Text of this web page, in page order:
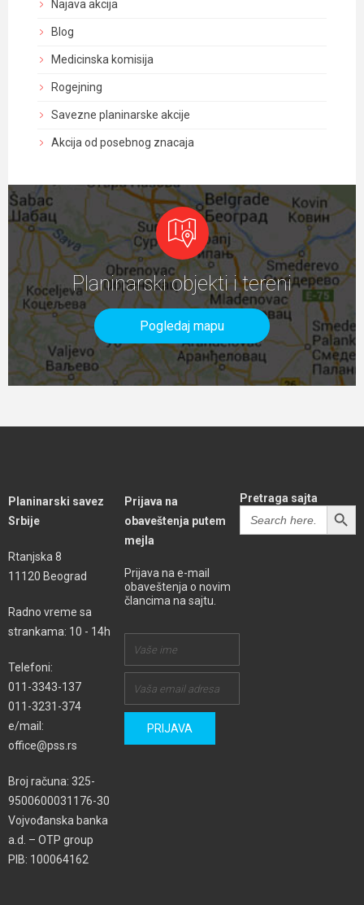
Najava akcija
Blog
Medicinska komisija
Rogejning
Savezne planinarske akcije
Akcija od posebnog znacaja
Planinarski objekti i tereni
Pogledaj mapu
Planinarski savez
Srbije
Rtanjska 8
11120 Beograd
Radno vreme sa
strankama: 10 - 14h
Telefoni:
011-3343-137
011-3231-374
e/mail:
office@pss.rs
Broj računa: 325-
9500600031176-30
Vojvođanska banka
a.d. – OTP group
PIB: 100064162
Prijava na
obaveštenja putem
mejla
Prijava na e-mail
obaveštenja o novim
člancima na sajtu.
Pretraga sajta
Search
for:
SEARCH